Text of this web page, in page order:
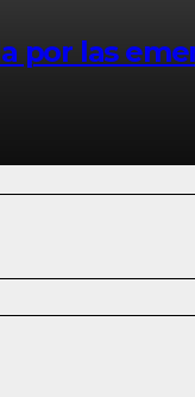
por las